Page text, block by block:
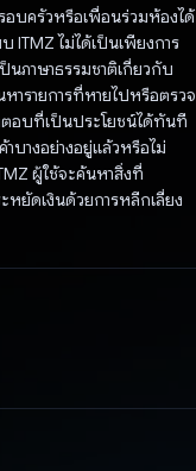
บครัวหรือเพื่อนร่วมห้องได้
ITMZ ไม่ได้เป็นเพียงการ
นภาษาธรรมชาติเกี่ยวกับ
รายการที่หายไปหรือตรวจ
อบที่เป็นประโยชน์ได้ทันที
บางอย่างอยู่แล้วหรือไม่
ผู้ใช้จะค้นหาสิ่งที่
หยัดเงินด้วยการหลีกเลี่ยง